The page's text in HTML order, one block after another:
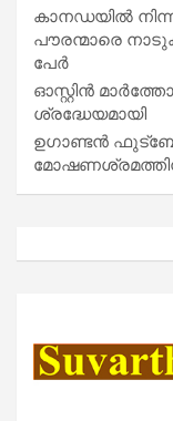
കാനഡയിൽ
പൗരന്മാരെ
പേർ
ഓസ്റ്റിൻ
ശ്രദ്ധേയമായി
ഉഗാണ്ടൻ